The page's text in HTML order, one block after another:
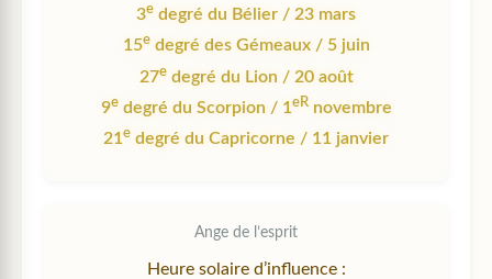
3e degré du Bélier / 23 mars
15edegré des Gémeaux / 5 juin
27edegré du Lion / 20 août
9edegré du Scorpion / 1eRnovembre
21e degré du Capricorne / 11 janvier
Ange de l’esprit
Heure solaire d’influence :